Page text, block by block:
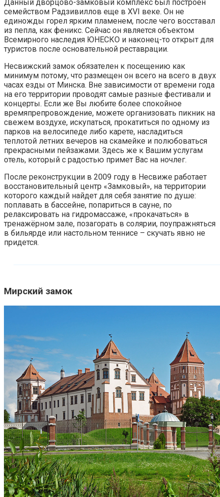
Данный дворцово-замковый комплекс был построен
семейством Радзивиллов еще в XVI веке. Он не
единожды горел ярким пламенем, после чего восставал
из пепла, как феникс. Сейчас он является объектом
Всемирного наследия ЮНЕСКО и наконец-то открыт для
туристов после основательной реставрации.
Несвижский замок обязателен к посещению как
минимум потому, что размещен он всего на всего в двух
часах езды от Минска. Вне зависимости от времени года
на его территории проводят самые разные фестивали и
концерты. Если же Вы любите более спокойное
времяпрепровождение, можете организовать пикник на
свежем воздухе, искупаться, прокатиться по одному из
парков на велосипеде либо карете, насладиться
теплотой летних вечеров на скамейке и полюбоваться
прекрасными пейзажами. Здесь же к Вашим услугам
отель, который с радостью примет Вас на ночлег.
После реконструкции в 2009 году в Несвиже работает
восстановительный центр «Замковый», на территории
которого каждый найдет для себя занятие по душе:
поплавать в бассейне, попариться в сауне, по
релаксировать на гидромассаже, «прокачаться» в
тренажёрном зале, позагорать в солярии, поупражняться
в бильярде или настольном теннисе – скучать явно не
придется.
Мирский замок